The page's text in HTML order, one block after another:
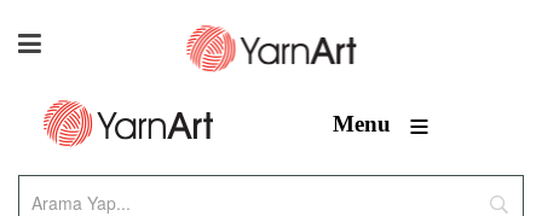
Menu ≡